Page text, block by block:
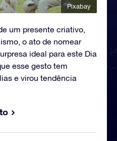
Pixabay
um presente criativo,
o ato de nomear
ideal para este Dia
esse gesto tem
e virou tendência